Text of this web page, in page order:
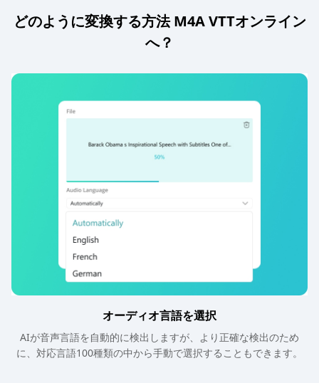
どのように変換する方法 M4A VTTオンライン
へ？
オーディオ言語を選択
AIが音声言語を自動的に検出しますが、より正確な検出のため
に、対応言語100種類の中から手動で選択することもできます。